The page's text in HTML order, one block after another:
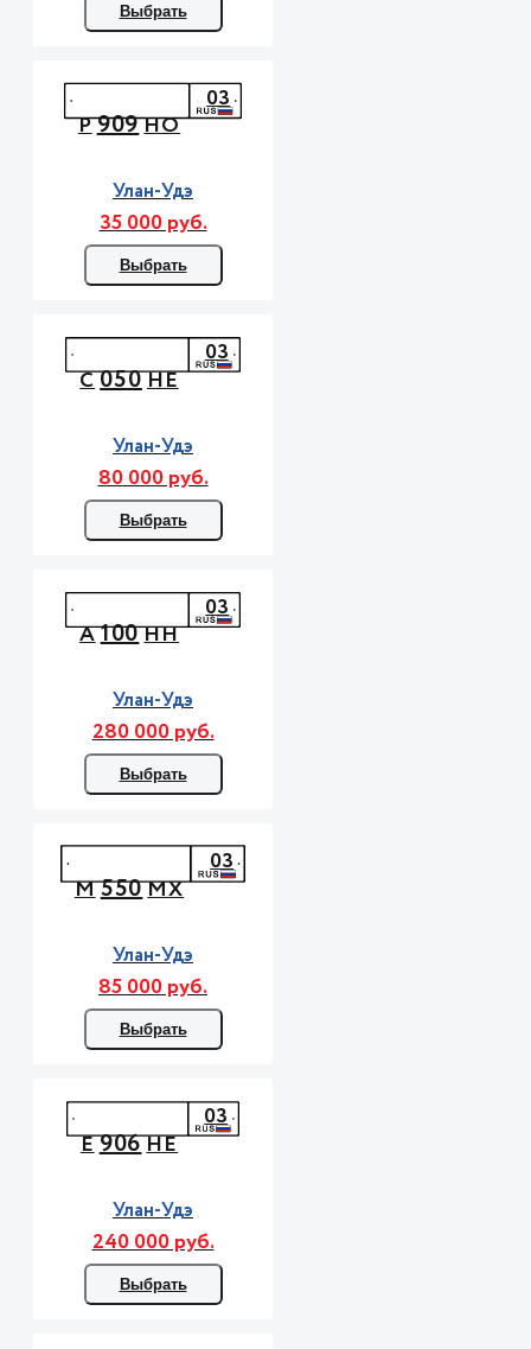
Выбрать
Р909НО
03
Улан-Удэ
35 000 руб.
Выбрать
С050НЕ
03
Улан-Удэ
80 000 руб.
Выбрать
А100НН
03
Улан-Удэ
280 000 руб.
Выбрать
М550МХ
03
Улан-Удэ
85 000 руб.
Выбрать
Е906НЕ
03
Улан-Удэ
240 000 руб.
Выбрать